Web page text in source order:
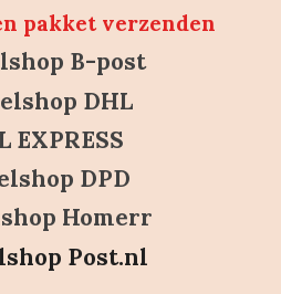
pakket verzenden
B-post
DHL
EXPRESS
DPD
Homerr
Post.nl